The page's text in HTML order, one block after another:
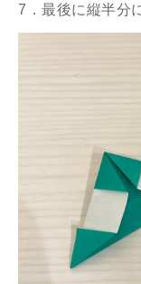
7．最後に縦半分